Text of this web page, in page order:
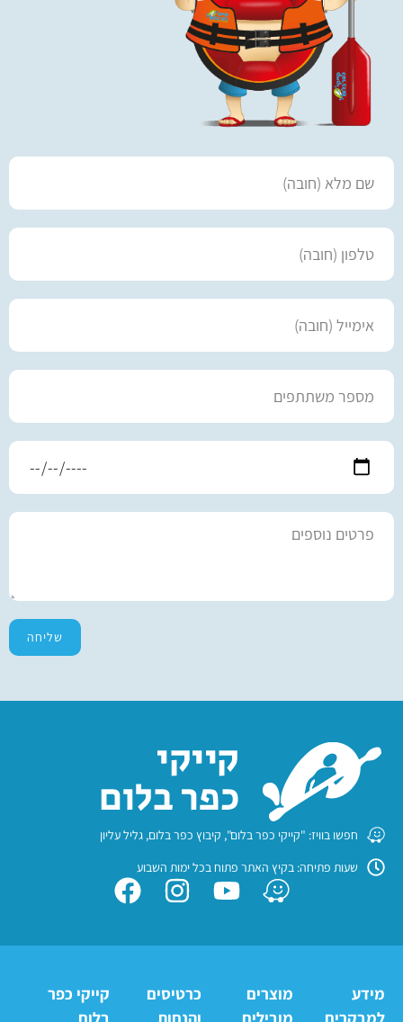
שליחה
מידע
מוצרים
כרטיסים
קייקי כפר
חפשו בוויז: "קייקי כפר בלום", קיבוץ כפר בלום, גליל עליון
שעות פתיחה: בקיץ האתר פתוח בכל ימות השבוע